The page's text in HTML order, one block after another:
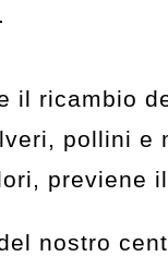
il ricambio
pollini e
previene
nostro